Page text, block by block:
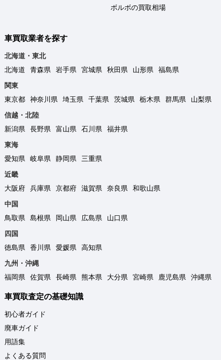
ボルボの買取相場
車買取業者を探す
北海道・東北
北海道
青森県 岩手県 宮城県 秋田県 山形県
福島県
関東
東京都
神奈川県 埼玉県 千葉県 茨城県 栃木県 群馬県
山梨県
信越・北陸
新潟県
長野県 富山県 石川県
福井県
東海
愛知県
岐阜県 静岡県
三重県
近畿
大阪府
兵庫県 京都府 滋賀県 奈良県
和歌山県
中国
鳥取県
島根県 岡山県 広島県
山口県
四国
徳島県
香川県 愛媛県
高知県
九州・沖縄
福岡県
佐賀県 長崎県 熊本県 大分県 宮崎県 鹿児島県 沖縄県
車買取査定の基礎知識
初心者ガイド
廃車ガイド
用語集
よくある質問